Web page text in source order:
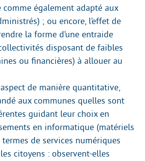
également adapté aux
; ou encore, l’effet de
la forme d’une entraide
disposant de faibles
ou financières) à allouer au
de manière quantitative,
aux communes quelles sont
guidant leur choix en
en informatique (matériels
de services numériques
citoyens : observent-elles